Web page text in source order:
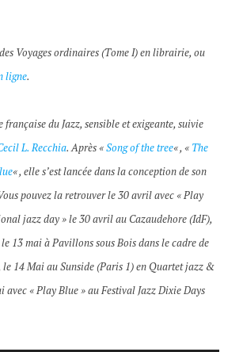
Voyages ordinaires (Tome I) en librairie, ou
ligne.
française du Jazz, sensible et exigeante, suivie
L. Recchia. Après «Song of the tree« , « The
« , elle s’est lancée dans la conception de son
pouvez la retrouver le 30 avril avec « Play
jazz day » le 30 avril au Cazaudehore (IdF),
13 mai à Pavillons sous Bois dans le cadre de
le 14 Mai au Sunside (Paris 1) en Quartet jazz &
avec « Play Blue » au Festival Jazz Dixie Days